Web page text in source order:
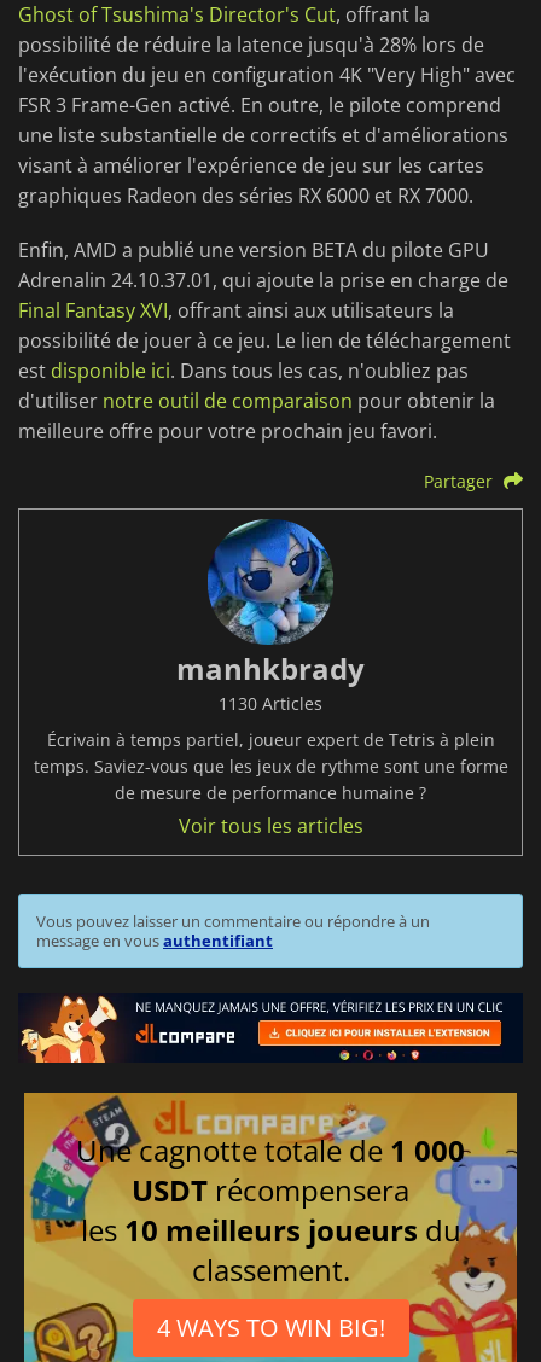
Ghost of Tsushima's Director's Cut, offrant la
possibilité de réduire la latence jusqu'à 28% lors de
l'exécution du jeu en configuration 4K "Very High" avec
FSR 3 Frame-Gen activé. En outre, le pilote comprend
une liste substantielle de correctifs et d'améliorations
visant à améliorer l'expérience de jeu sur les cartes
graphiques Radeon des séries RX 6000 et RX 7000.
Enfin, AMD a publié une version BETA du pilote GPU
Adrenalin 24.10.37.01, qui ajoute la prise en charge de
Final Fantasy XVI, offrant ainsi aux utilisateurs la
possibilité de jouer à ce jeu. Le lien de téléchargement
est disponible ici. Dans tous les cas, n'oubliez pas
d'utiliser notre outil de comparaison pour obtenir la
meilleure offre pour votre prochain jeu favori.
Partager
manhkbrady
1130 Articles
Écrivain à temps partiel, joueur expert de Tetris à plein
temps. Saviez-vous que les jeux de rythme sont une forme
de mesure de performance humaine ?
Voir tous les articles
Vous pouvez laisser un commentaire ou répondre à un
message en vousauthentifiant
Une cagnotte totale de 1 000
USDT récompensera
les 10 meilleurs joueurs du
classement.
4 WAYS TO WIN BIG!